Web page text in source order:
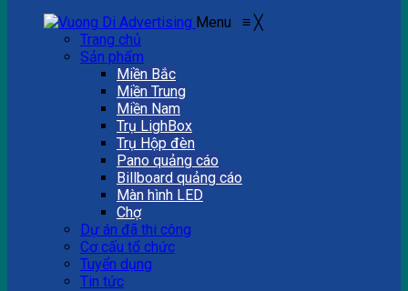
Menu ≡ ╳
Trang chủ
Sản phẩm
Miền Bắc
Miền Trung
Miền Nam
Trụ LighBox
Trụ Hộp đèn
Pano quảng cáo
Billboard quảng cáo
Màn hình LED
Chợ
Dự án đã thi công
Cơ cấu tổ chức
Tuyển dụng
Tin tức